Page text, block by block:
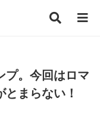
プ。今回はロマ
まらない！